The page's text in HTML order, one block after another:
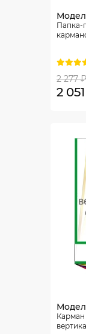
Папка-
2 277 ₽
2
Карман